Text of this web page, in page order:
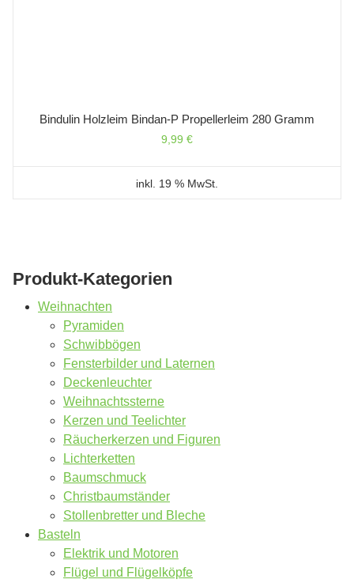
Bindulin Holzleim Bindan-P Propellerleim 280 Gramm
9,99 €
inkl. 19 % MwSt.
Produkt-Kategorien
Weihnachten
Pyramiden
Schwibbögen
Fensterbilder und Laternen
Deckenleuchter
Weihnachtssterne
Kerzen und Teelichter
Räucherkerzen und Figuren
Lichterketten
Baumschmuck
Christbaumständer
Stollenbretter und Bleche
Basteln
Elektrik und Motoren
Flügel und Flügelköpfe